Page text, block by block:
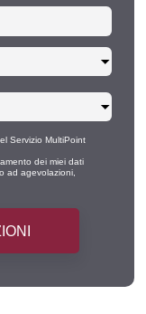
Servizio MultiPoint
dei miei dati
ad agevolazioni,